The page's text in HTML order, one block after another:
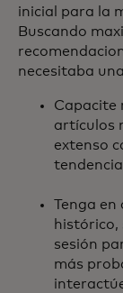
inicial para la
Buscando
necesitaba
Capacite
artículos
extenso
Tenga
histórico,
sesión
más